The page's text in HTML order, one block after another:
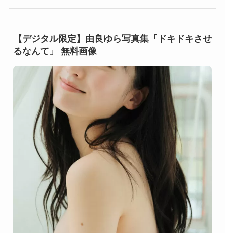
【デジタル限定】由良ゆら写真集「ドキドキさせ
るなんて」 無料画像